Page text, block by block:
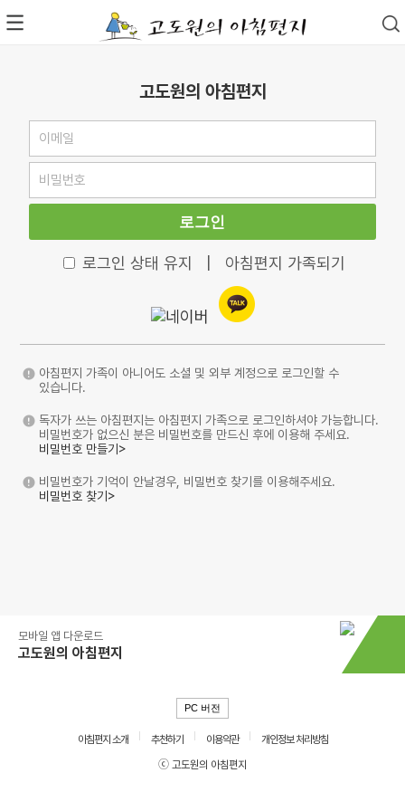
고도원의 아침편지
로그인
로그인 상태 유지 아침편지 가족되기
아침편지 가족이 아니어도 소셜 및 외부 계정으로 로그인할 수
있습니다.
독자가 쓰는 아침편지는 아침편지 가족으로 로그인하셔야 가능합니다.
비밀번호가 없으신 분은 비밀번호를 만드신 후에 이용해 주세요.
비밀번호 만들기>
비밀번호가 기억이 안날경우, 비밀번호 찾기를 이용해주세요.
비밀번호 찾기>
모바일 앱 다운로드
고도원의 아침편지
PC 버전
아침편지 소개 추천하기 이용약관
개인정보 처리방침
ⓒ 고도원의 아침편지